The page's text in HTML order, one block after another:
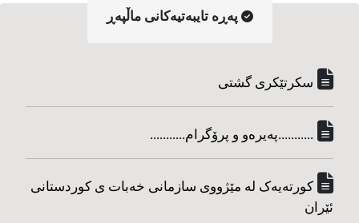
په‌ڕه‌ تایبه‌تیه‌کانی ماڵپه‌ڕ
سکرتێکری گشتی
...........په‌یره‌و و پرۆگرام...........
کورته‌یه‌ک له مێژووی سازمانی خه‌بات ی کوردستانی
ئێران